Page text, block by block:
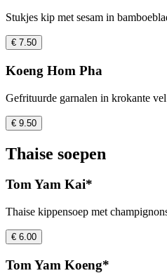
Stukjes kip met sesam in
€ 7.50
Koeng Hom Pha
Gefrituurde garnalen in krokante vel
€ 9.50
Thaise soepen
Tom Yam Kai*
Thaise kippensoep met
€ 6.00
Tom Yam Koeng*